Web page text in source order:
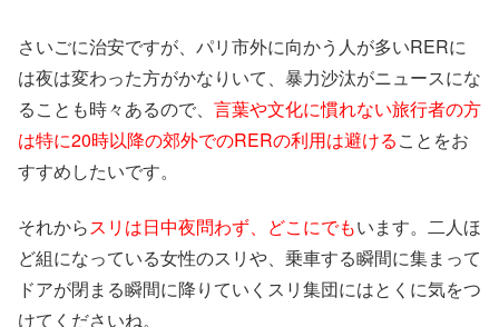
さいごに治安ですが、パリ市外に向かう人が多いRERに
は夜は変わった方がかなりいて、暴力沙汰がニュースにな
ることも時々あるので、 言葉や文化に慣れない旅行者の方
は特に20時以降の郊外でのRERの利用は避けることをお
すすめしたいです。
それからスリは日中夜問わず、どこにでもいます。二人ほ
ど組になっている女性のスリや、乗車する瞬間に集まって
ドアが閉まる瞬間に降りていくスリ集団にはとくに気をつ
けてくださいね。